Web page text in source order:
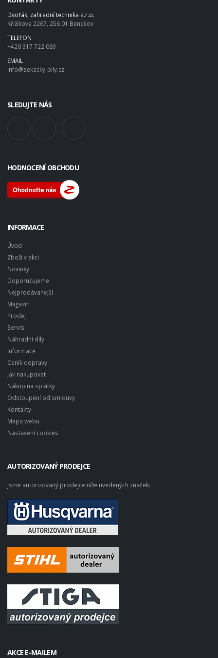
Dvořák, zahradní technika s.r.o.
Křižíkova 2267, 256 01 Benešov
TELEFON
+420 317 722 089
EMAIL
info@sekacky-pily.cz
SLEDUJTE NÁS
HODNOCENÍ OBCHODU
INFORMACE
Úvod
Zboží v akci
Novinky
Doporučujeme
Nejprodávanější
Magazín
Prodej
Servis
Náhradní díly
Informace
Ceník dopravy
Jak nakupovat
Nákup na splátky
Odstoupení od smlouvy
Kontakty
Mapa webu
Nastavení cookies
AUTORIZOVANÝ PRODEJCE
Jsme autorizovaný prodejce níže uvedených značek:
AKCE E-MAILEM